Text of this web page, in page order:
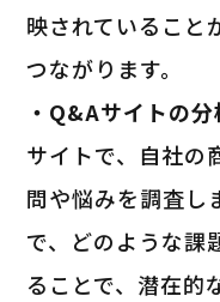
映されていること
つながります。
・Q&Aサイトの
サイトで、自社の
問や悩みを調査し
で、どのような課
ることで、潜在的